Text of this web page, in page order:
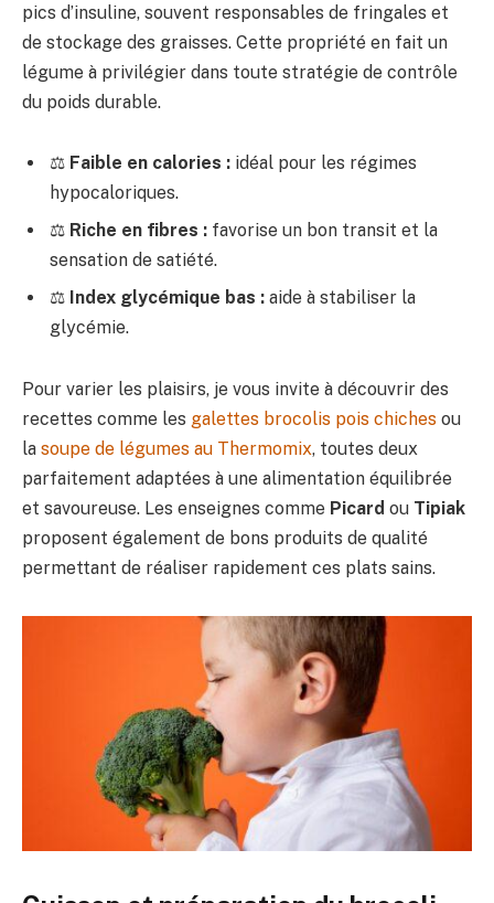
pics d’insuline, souvent responsables de fringales et
de stockage des graisses. Cette propriété en fait un
légume à privilégier dans toute stratégie de contrôle
du poids durable.
⚖️ Faible en calories : idéal pour les régimes
hypocaloriques.
⚖️ Riche en fibres : favorise un bon transit et la
sensation de satiété.
⚖️ Index glycémique bas : aide à stabiliser la
glycémie.
Pour varier les plaisirs, je vous invite à découvrir des
recettes comme les galettes brocolis pois chiches ou
la soupe de légumes au Thermomix, toutes deux
parfaitement adaptées à une alimentation équilibrée
et savoureuse. Les enseignes comme Picard ou Tipiak
proposent également de bons produits de qualité
permettant de réaliser rapidement ces plats sains.